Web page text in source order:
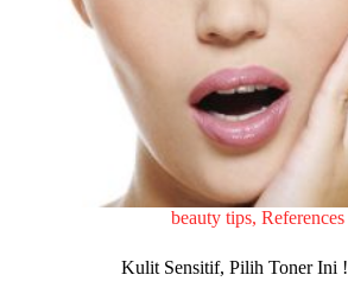
beauty tips,References
Kulit Sensitif, Pilih Toner Ini !